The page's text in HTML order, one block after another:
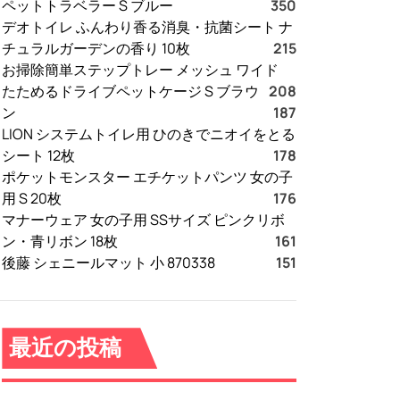
ペットトラベラー S ブルー
350
デオトイレ ふんわり香る消臭・抗菌シート ナ
チュラルガーデンの香り 10枚
215
お掃除簡単ステップトレー メッシュ ワイド
208
たためるドライブペットケージ S ブラウ
ン
187
LION システムトイレ用 ひのきでニオイをとる
シート 12枚
178
ポケットモンスター エチケットパンツ 女の子
用 S 20枚
176
マナーウェア 女の子用 SSサイズ ピンクリボ
ン・青リボン 18枚
161
後藤 シェニールマット 小 870338
151
最近の投稿